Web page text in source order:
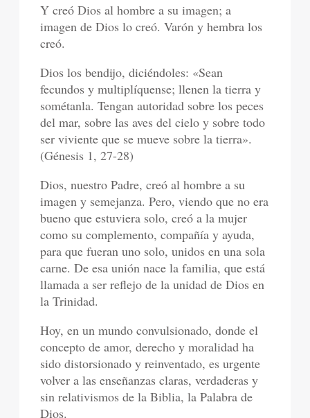
Y creó Dios al hombre a su imagen; a
imagen de Dios lo creó. Varón y hembra los
creó.
Dios los bendijo, diciéndoles: «Sean
fecundos y multiplíquense; llenen la tierra y
sométanla. Tengan autoridad sobre los peces
del mar, sobre las aves del cielo y sobre todo
ser viviente que se mueve sobre la tierra».
(Génesis 1, 27-28)
Dios, nuestro Padre, creó al hombre a su
imagen y semejanza. Pero, viendo que no era
bueno que estuviera solo, creó a la mujer
como su complemento, compañía y ayuda,
para que fueran uno solo, unidos en una sola
carne. De esa unión nace la familia, que está
llamada a ser reflejo de la unidad de Dios en
la Trinidad.
Hoy, en un mundo convulsionado, donde el
concepto de amor, derecho y moralidad ha
sido distorsionado y reinventado, es urgente
volver a las enseñanzas claras, verdaderas y
sin relativismos de la Biblia, la Palabra de
Dios.